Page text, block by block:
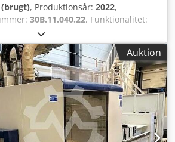
, Produktionsår: 2022,
30B.11.040.22, Funktionalitet:
, TEKNISKE DETALJER Arbejdsområde
Y-akse: 1.280 mm
250 mm Slaglængde X-akse: 4.000
1.670 mm Slaglængde Z-akse: 500
fræsespindler: 1 stk. Maks.
o/min Hovedmotorstyrke: 11 kW
HSK-F63 Bordudførelse:
Am Ajk Bordlængde: 3.300
mm Materialeklemning:
Auktion